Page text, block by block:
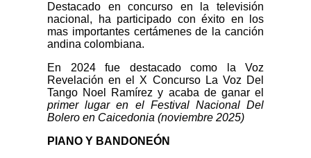
Destacado en concurso en la televisión
nacional, ha participado con éxito en los
mas importantes certámenes de la canción
andina colombiana.
En 2024 fue destacado como la Voz
Revelación en el X Concurso La Voz Del
Tango Noel Ramírez y acaba de ganar el
primer lugar en el Festival Nacional Del
Bolero en Caicedonia (noviembre 2025)
PIANO Y BANDONEÓN